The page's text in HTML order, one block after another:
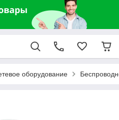
оборудование